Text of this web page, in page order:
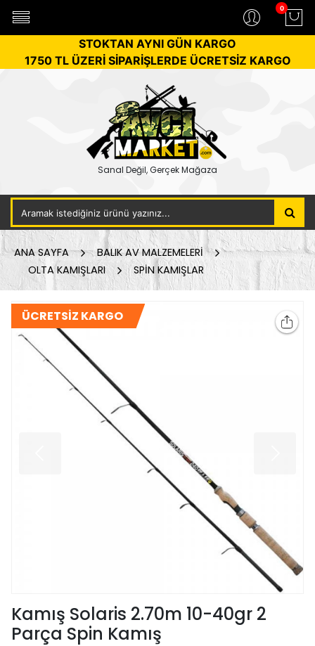
0
STOKTAN AYNI GÜN KARGO
1750 TL ÜZERİ SİPARİŞLERDE ÜCRETSİZ KARGO
Sanal Değil, Gerçek Mağaza
ANA SAYFA
BALIK AV MALZEMELERİ
OLTA KAMIŞLARI
SPİN KAMIŞLAR
ÜCRETSİZ KARGO
Kamış Solaris 2.70m 10-40gr 2
Parça Spin Kamış